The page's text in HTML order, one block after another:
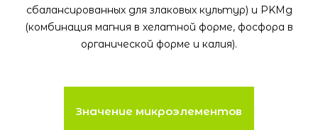
сбалансированных для злаковых культур) и PKМg
(комбинация магния в хелатной форме, фосфора в
органической форме и калия).
Значение микроэлементов